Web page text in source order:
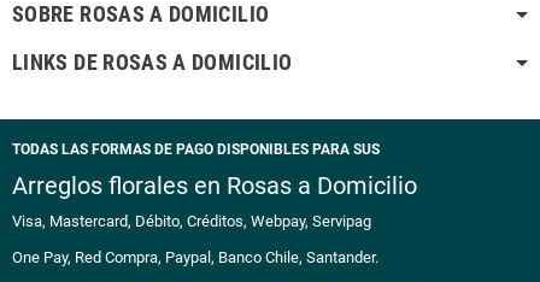
SOBRE ROSAS A DOMICILIO
LINKS DE ROSAS A DOMICILIO
TODAS LAS FORMAS DE PAGO DISPONIBLES PARA SUS
Arreglos florales en Rosas a Domicilio
Visa, Mastercard, Débito, Créditos, Webpay, Servipag
One Pay, Red Compra, Paypal, Banco Chile, Santander.